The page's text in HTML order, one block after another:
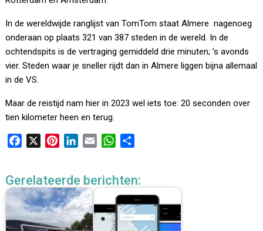
In de wereldwijde ranglijst van TomTom staat Almere nagenoeg
onderaan op plaats 321 van 387 steden in de wereld. In de
ochtendspits is de vertraging gemiddeld drie minuten; ’s avonds
vier. Steden waar je sneller rijdt dan in Almere liggen bijna allemaal
in de VS.
Maar de reistijd nam hier in 2023 wel iets toe: 20 seconden over
tien kilometer heen en terug.
e
b
o
o
t
e
r
e
k
e
d
I
i
W
t
s
A
e
n
Gerelateerde berichten: